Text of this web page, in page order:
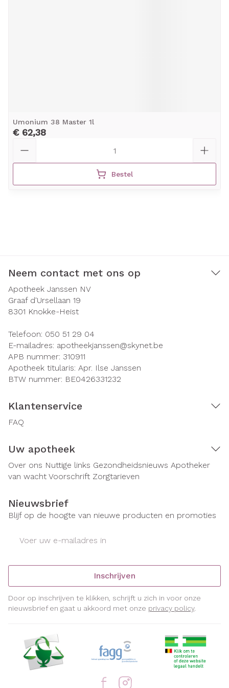
Umonium 38 Master 1l
€ 62,38
Bestel
Neem contact met ons op
Apotheek Janssen NV
Graaf d'Ursellaan 19
8301 Knokke-Heist
Telefoon: 050 51 29 04
E-mailadres: apotheekjanssen@skynet.be
APB nummer: 310911
Apotheek titularis: Apr. Ilse Janssen
BTW nummer: BE0426331232
Klantenservice
FAQ
Uw apotheek
Over ons Nuttige links Gezondheidsnieuws Apotheker
van wacht Voorschrift Zorgtarieven
Nieuwsbrief
Blijf op de hoogte van nieuwe producten en promoties
Inschrijven
Door op inschrijven te klikken, schrijft u zich in voor onze
nieuwsbrief en gaat u akkoord met onze privacy policy.